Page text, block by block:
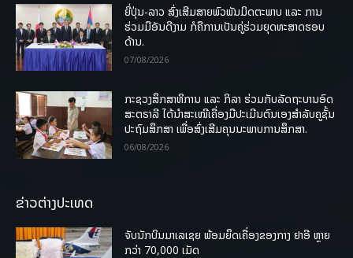
ຍີ່ປຸ່ນ-ລາວ ສົ່ງເສີມສາຍພົວພັນມິດຕະພາບ ແລະ ການ
ຮ່ວມມືອັນດີງາມ ກໍຄືການເປັນຄູ່ຮ່ວມຍຸດທະສາດຮອບ
ດ້ານ.
07/08/2026
ກະຊວງສຶກສາທິການ ແລະ ກິລາ ຮ່ວມກັບລັດຖະບານອົດ
ສະຕຣາລີ ໄດ້ນຳສະເໜີເຄື່ອງມືປະເມີນຕົນເອງສຳລັບຄູຊັ້ນ
ປະຖົມສຶກສາ ເພື່ອສົ່ງເສີມຄຸນນະພາບການສຶກສາ.
06/08/2026
ຂ່າວຕ່າງປະເທດ
ຈັບນັກບິນມາເລເຊຍ ພ້ອມຍຶດເຄື່ອງຂອງກາງ ຢາອີ ຫຼາຍ
ກວ່າ 70,000 ເມັດ